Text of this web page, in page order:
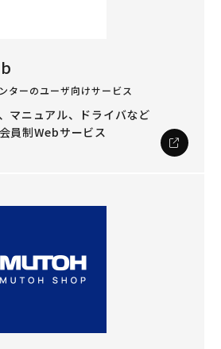
ターのユーザ向けサービス
マニュアル、ドライバなど
員制Webサービス